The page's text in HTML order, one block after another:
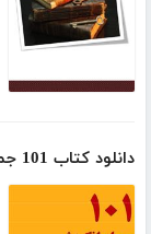
دانلود کتاب 101 جمله انگیزشی و تاثیرگذار